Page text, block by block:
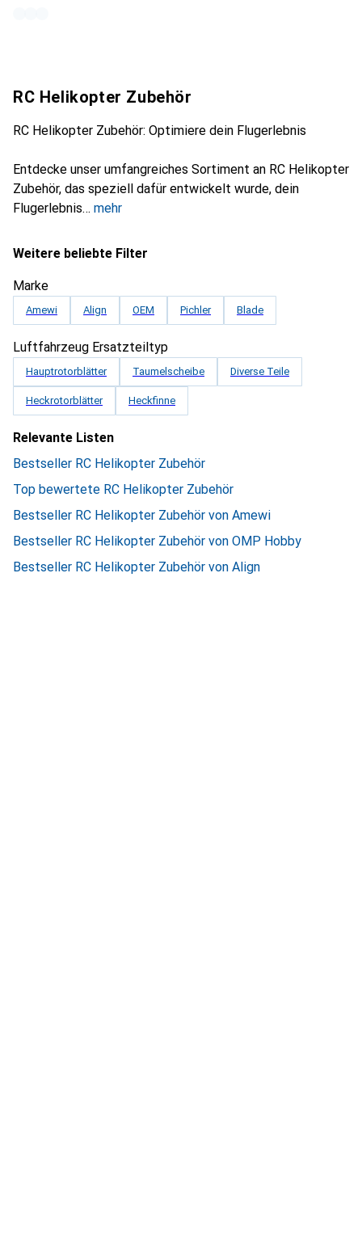
RC Helikopter Zubehör
RC Helikopter Zubehör: Optimiere dein Flugerlebnis
Entdecke unser umfangreiches Sortiment an RC Helikopter
Zubehör, das speziell dafür entwickelt wurde, dein
Flugerlebnis
mehr
Weitere beliebte Filter
Marke
Amewi Align OEM Pichler Blade
Luftfahrzeug Ersatzteiltyp
Hauptrotorblätter Taumelscheibe Diverse Teile
Heckrotorblätter Heckfinne
Relevante Listen
Bestseller RC Helikopter Zubehör
Top bewertete RC Helikopter Zubehör
Bestseller RC Helikopter Zubehör von Amewi
Bestseller RC Helikopter Zubehör von OMP Hobby
Bestseller RC Helikopter Zubehör von Align